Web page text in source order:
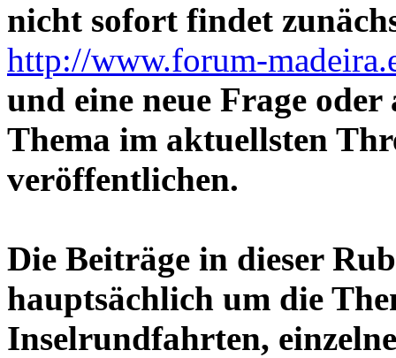
nicht sofort findet
http://www.forum-
und eine neue Frage
Thema im aktuellsten
veröffentlichen.
Die Beiträge in dieser
hauptsächlich um die
Inselrundfahrten,